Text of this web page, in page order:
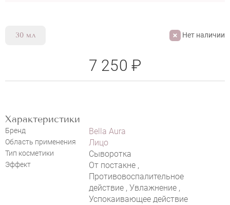
30 мл Нет наличии
Характеристики
Бренд Bella Aura
Область применения Лицо
Тип косметики Сыворотка
Эффект
От постакне ,
Противовоспалительное
действие , Увлажнение ,
Успокаивающее действие
7 250 ₽